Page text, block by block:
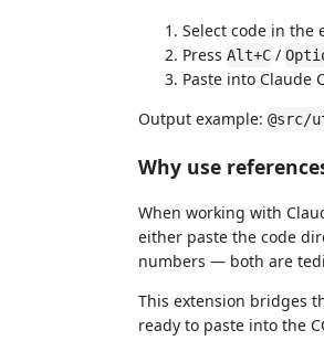
Select code in the
Press Alt+C /
Paste into Claude
Output example:
Why use
When working with
either paste the code
numbers — both are
This extension bridges
ready to paste into the